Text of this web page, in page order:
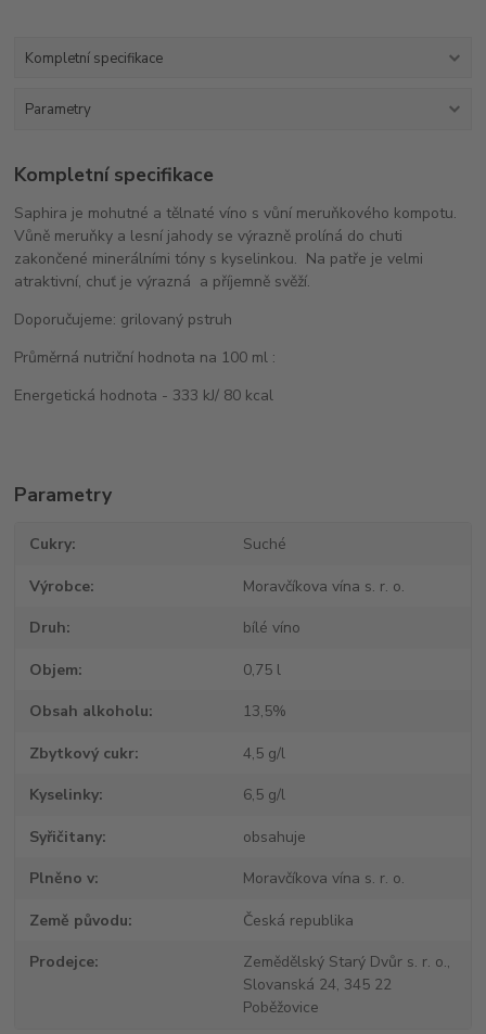
Kompletní specifikace
Parametry
Kompletní specifikace
Saphira je mohutné a tělnaté víno s vůní meruňkového kompotu.
Vůně meruňky a lesní jahody se výrazně prolíná do chuti
zakončené minerálními tóny s kyselinkou. Na patře je velmi
atraktivní, chuť je výrazná a příjemně svěží.
Doporučujeme: grilovaný pstruh
Průměrná nutriční hodnota na 100 ml :
Energetická hodnota - 333 kJ/ 80 kcal
Parametry
Cukry Suché
Výrobce Moravčíkova vína s. r. o.
Druh bílé víno
Objem 0,75 l
Obsah alkoholu 13,5%
Zbytkový cukr 4,5 g/l
Kyselinky 6,5 g/l
Syřičitany obsahuje
Plněno v Moravčíkova vína s. r. o.
Země původu Česká republika
Prodejce
Zemědělský Starý Dvůr s. r. o.,
Slovanská 24, 345 22
Poběžovice